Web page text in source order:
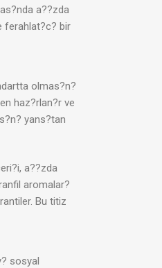
a??zda
ferahlat?c? bir
olmas?n?
haz?rlan?r ve
yans?tan
a??zda
aromalar?
Bu titiz
sosyal